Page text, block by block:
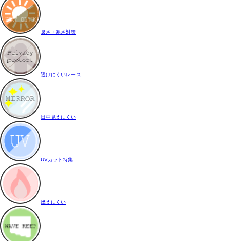
暑さ・寒さ対策
透けにくいレース
日中見えにくい
UVカット特集
燃えにくい